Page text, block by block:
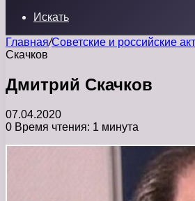
Искать
Главная/Советские и российские
Скачков
Дмитрий Скачков
07.04.2020
0 Время чтения: 1 минута